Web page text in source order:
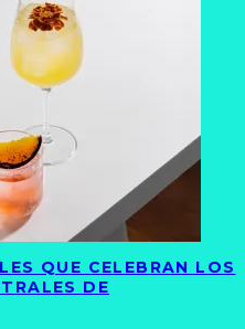
QUE CELEBRAN LOS
DE